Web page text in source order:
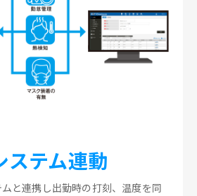
ステム連動
と連携し出勤時の打刻、温度を同